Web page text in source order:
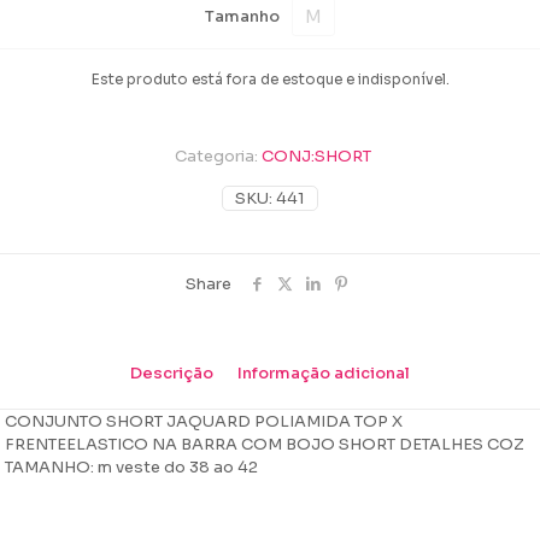
Tamanho M
Este produto está fora de estoque e indisponível.
SKU: 441
Categoria: CONJ:SHORT
Share
Descrição Informação adicional
CONJUNTO SHORT JAQUARD POLIAMIDA TOP X
FRENTEELASTICO NA BARRA COM BOJO SHORT DETALHES COZ
TAMANHO: m veste do 38 ao 42